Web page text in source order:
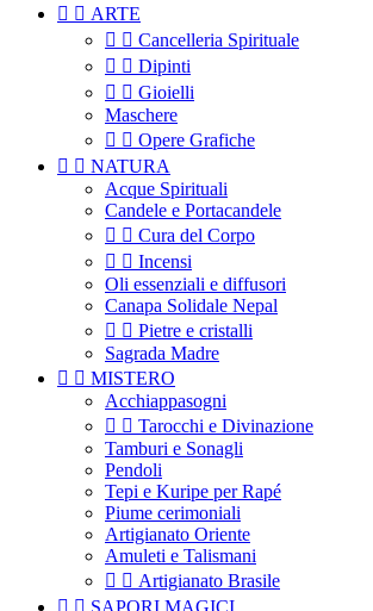
  ARTE
  Cancelleria Spirituale
  Dipinti
  Gioielli
Maschere
  Opere Grafiche
  NATURA
Acque Spirituali
Candele e Portacandele
  Cura del Corpo
  Incensi
Oli essenziali e diffusori
Canapa Solidale Nepal
  Pietre e cristalli
Sagrada Madre
  MISTERO
Acchiappasogni
  Tarocchi e Divinazione
Tamburi e Sonagli
Pendoli
Tepi e Kuripe per Rapé
Piume cerimoniali
Artigianato Oriente
Amuleti e Talismani
  Artigianato Brasile
  SAPORI MAGICI